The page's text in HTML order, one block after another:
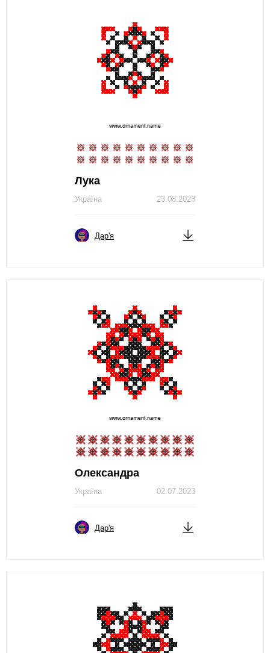
Лука
23.08.2023
Україна
Дар'я
Олександра
02.07.2023
Україна
Дар'я